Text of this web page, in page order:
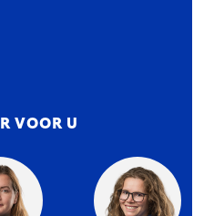
VOOR U